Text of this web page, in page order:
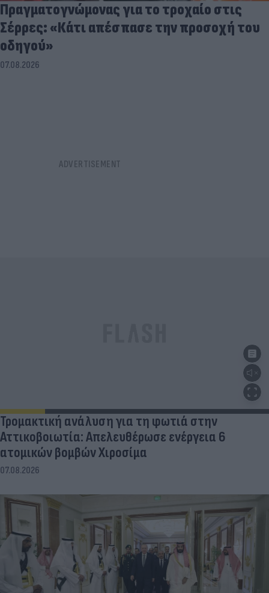
Πραγματογνώμονας για το τροχαίο στις
Σέρρες: «Κάτι απέσπασε την προσοχή του
οδηγού»
07.08.2026
Τρομακτική ανάλυση για τη φωτιά στην
Αττικοβοιωτία: Απελευθέρωσε ενέργεια 6
ατομικών βομβών Χιροσίμα
07.08.2026